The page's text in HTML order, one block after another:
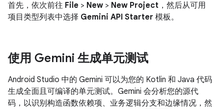
首先，依次前往 File > New > New Project ，然后从可用
项目类型列表中选择 Gemini API Starter 模板。
使用 Gemini 生成单元测试
Android Studio 中的 Gemini 可以为您的 Kotlin 和 Java 代码
生成全面且可编译的单元测试。Gemini 会分析您的源代
码，以识别构造函数依赖项、业务逻辑分支和边缘情况，然